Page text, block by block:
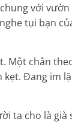
với
tụi bạn
chân
Đang im
ta cho là già